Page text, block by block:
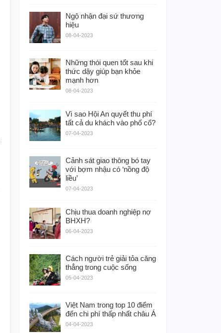
Ngộ nhận đại sứ thương
hiệu
08-04-2023
Những thói quen tốt sau khi
thức dậy giúp bạn khỏe
mạnh hơn
08-04-2023
Vì sao Hội An quyết thu phí
tất cả du khách vào phố cổ?
07-04-2023
Cảnh sát giao thông bó tay
với bợm nhậu có ‘nồng độ
liều’
07-04-2023
Chịu thua doanh nghiệp nợ
BHXH?
06-04-2023
Cách người trẻ giải tỏa căng
thẳng trong cuộc sống
05-04-2023
Việt Nam trong top 10 điểm
đến chi phí thấp nhất châu Á
04-04-2023